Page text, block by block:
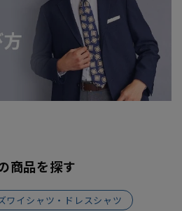
商品を探す
ワイシャツ・ドレスシャツ